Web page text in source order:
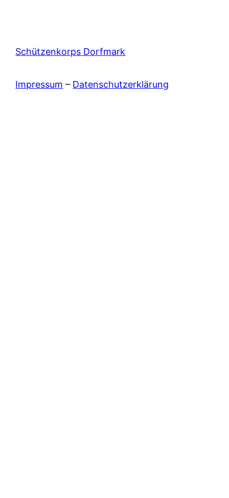
Schützenkorps Dorfmark
Impressum – Datenschutzerklärung